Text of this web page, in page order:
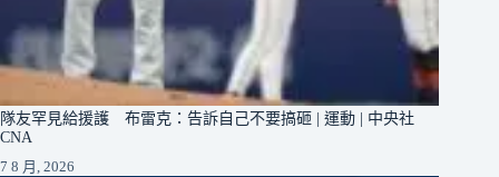
隊友罕見給援護 布雷克：告訴自己不要搞砸 | 運動 | 中央社
CNA
7 8 月, 2026